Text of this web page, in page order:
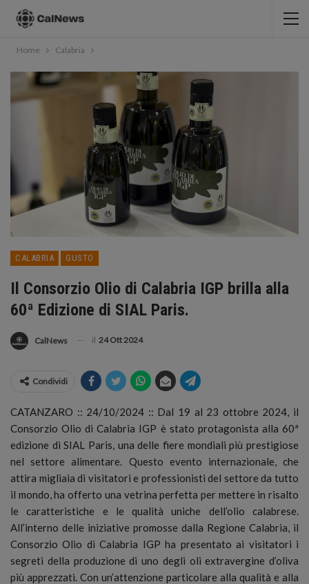
Home Calabria
CALABRIA GUSTO
Il Consorzio Olio di Calabria IGP brilla alla
60ª Edizione di SIAL Paris.
CalNews il 24 Ott 2024
Condividi
CATANZARO :: 24/10/2024 :: Dal 19 al 23 ottobre 2024, il
Consorzio Olio di Calabria IGP è stato protagonista alla 60ª
edizione di SIAL Paris, una delle fiere mondiali più prestigiose
nel settore alimentare. Questo evento internazionale, che
attira migliaia di visitatori e professionisti del settore da tutto
il mondo, ha offerto una vetrina perfetta per mettere in risalto
le caratteristiche e le qualità uniche dell’olio calabrese.
All’interno delle iniziative promosse dalla Regione Calabria, il
Consorzio Olio di Calabria IGP ha presentato ai visitatori i
segreti della produzione di uno degli oli extravergine d’oliva
più apprezzati. Con un’attenzione particolare alla qualità e alla